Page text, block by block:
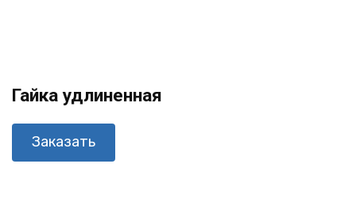
Гайка удлиненная
Заказать